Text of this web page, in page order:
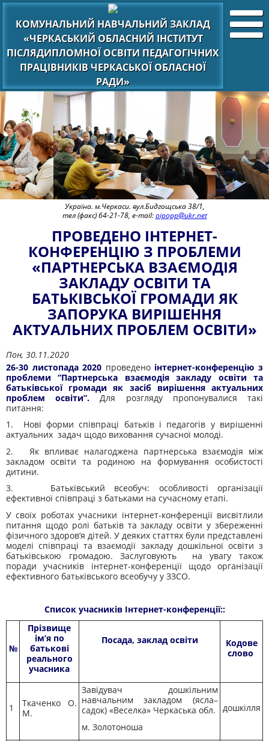
КОМУНАЛЬНИЙ НАВЧАЛЬНИЙ ЗАКЛАД
«ЧЕРКАСЬКИЙ ОБЛАСНИЙ ІНСТИТУТ
ПІСЛЯДИПЛОМНОЇ ОСВІТИ ПЕДАГОГІЧНИХ
ПРАЦІВНИКІВ ЧЕРКАСЬКОЇ ОБЛАСНОЇ
РАДИ»
Україна. м.Черкаси. вул.Бидгощська 38/1,
тел (факс) 64-21-78, e-mail:oipopp@ukr.net
ПРОВЕДЕНО ІНТЕРНЕТ-
КОНФЕРЕНЦІЮ З ПРОБЛЕМИ
«ПАРТНЕРСЬКА ВЗАЄМОДІЯ
ЗАКЛАДУ ОСВІТИ ТА
БАТЬКІВСЬКОЇ ГРОМАДИ ЯК
ЗАПОРУКА ВИРІШЕННЯ
АКТУАЛЬНИХ ПРОБЛЕМ ОСВІТИ»
Пон, 30.11.2020
26-30 листопада 2020 проведено інтернет-конференцію з
проблеми “Партнерська взаємодія закладу освіти та
батьківської громади як засіб вирішення актуальних
проблем освіти”. Для розгляду пропонувалися такі
питання:
1. Нові форми співпраці батьків і педагогів у вирішенні
актуальних задач щодо виховання сучасної молоді.
2. Як впливає налагоджена партнерська взаємодія між
закладом освіти та родиною на формування особистості
дитини.
3. Батьківський всеобуч: особливості організації
ефективної співпраці з батьками на сучасному етапі.
У своїх роботах учасники інтернет-конференції висвітлили
питання щодо ролі батьків та закладу освіти у збереженні
фізичного здоров’я дітей. У деяких статтях були представлені
моделі співпраці та взаємодії закладу дошкільної освіти з
батьківською громадою. Заслуговують на увагу також
поради учасників інтернет-конференції щодо організації
ефективного батьківського всеобучу у ЗЗСО.
Список учасників Інтернет-конференції::
№
Прізвище
ім’я по
батькові
реального
учасника
Посада, заклад освіти
Кодове
слово
1
Ткаченко О.
М.
Завідувач дошкільним
навчальним закладом (ясла–
садок) «Веселка» Черкаська обл.
м. Золотоноша
дошкілля